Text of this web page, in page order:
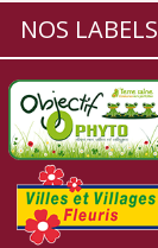
NOS LABELS